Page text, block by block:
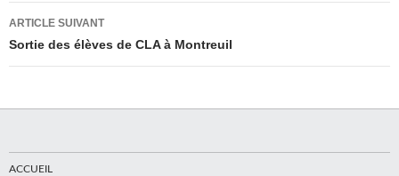
articles
ARTICLE SUIVANT
Sortie des élèves de CLA à Montreuil
ACCUEIL